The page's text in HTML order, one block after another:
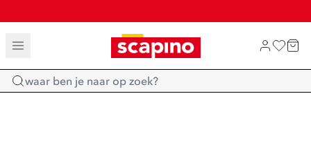
TOT 70% KORTING OP SALE
SALE: LAATSTE KANS!
SHOP NIEUW
Home